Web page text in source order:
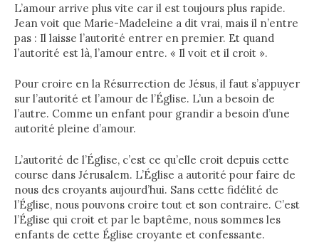
L’amour arrive plus vite car il est toujours plus rapide.
Jean voit que Marie-Madeleine a dit vrai, mais il n’entre
pas : Il laisse l’autorité entrer en premier. Et quand
l’autorité est là, l’amour entre. « Il voit et il croit ».
Pour croire en la Résurrection de Jésus, il faut s’appuyer
sur l’autorité et l’amour de l’Église. L’un a besoin de
l’autre. Comme un enfant pour grandir a besoin d’une
autorité pleine d’amour.
L’autorité de l’Église, c’est ce qu’elle croit depuis cette
course dans Jérusalem. L’Église a autorité pour faire de
nous des croyants aujourd’hui. Sans cette fidélité de
l’Église, nous pouvons croire tout et son contraire. C’est
l’Église qui croit et par le baptême, nous sommes les
enfants de cette Église croyante et confessante.